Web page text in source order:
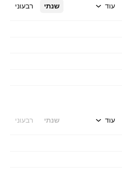
שנתי רבעוני עוד
שנתי רבעוני עוד